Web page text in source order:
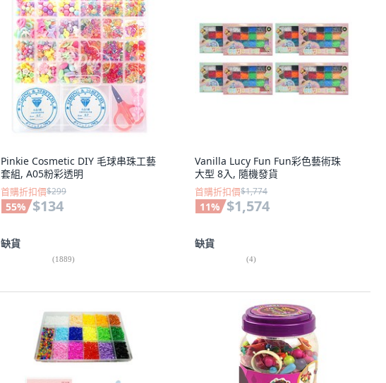
Pinkie Cosmetic DIY 毛球串珠工藝
套組, A05粉彩透明
首購折扣價$299
55% $134
缺貨
(1889)
Vanilla Lucy Fun Fun彩色藝術珠
大型 8入, 隨機發貨
首購折扣價$1,774
11% $1,574
缺貨
(4)